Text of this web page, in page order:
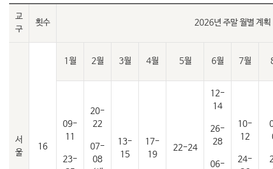
교
구
횟수 2026년 주말 월별 계획
서
울
16
1월 2월 3월 4월 5월 6월 7월
09-
11
23-
20-
22
07-
08
13-
15
17-
19
22-24
12-
14
26-
28
06-
10-
12
24-